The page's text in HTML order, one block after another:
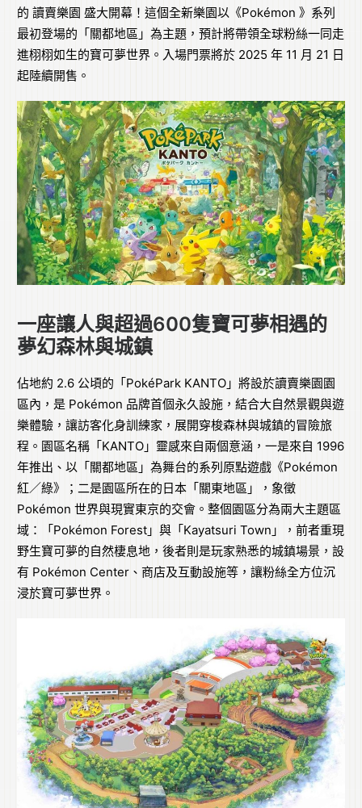
的 讀賣樂園 盛大開幕！這個全新樂園以《Pokémon 》系列
最初登場的「關都地區」為主題，預計將帶領全球粉絲一同走
進栩栩如生的寶可夢世界。入場門票將於 2025 年 11 月 21 日
起陸續開售。
一座讓人與超過600隻寶可夢相遇的
夢幻森林與城鎮
佔地約 2.6 公頃的「PokéPark KANTO」將設於讀賣樂園園
區內，是 Pokémon 品牌首個永久設施，結合大自然景觀與遊
樂體驗，讓訪客化身訓練家，展開穿梭森林與城鎮的冒險旅
程。園區名稱「KANTO」靈感來自兩個意涵，一是來自 1996
年推出、以「關都地區」為舞台的系列原點遊戲《Pokémon
紅／綠》；二是園區所在的日本「關東地區」，象徵
Pokémon 世界與現實東京的交會。整個園區分為兩大主題區
域：「Pokémon Forest」與「Kayatsuri Town」，前者重現
野生寶可夢的自然棲息地，後者則是玩家熟悉的城鎮場景，設
有 Pokémon Center、商店及互動設施等，讓粉絲全方位沉
浸於寶可夢世界。